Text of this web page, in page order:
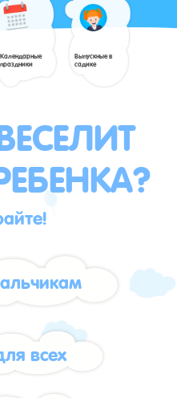
Календарные
праздники
Выпускные в
садике
всех